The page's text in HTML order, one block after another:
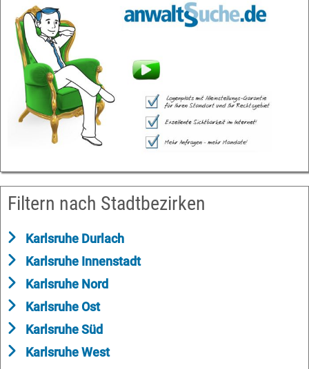
Filtern nach Stadtbezirken
Karlsruhe Durlach
Karlsruhe Innenstadt
Karlsruhe Nord
Karlsruhe Ost
Karlsruhe Süd
Karlsruhe West